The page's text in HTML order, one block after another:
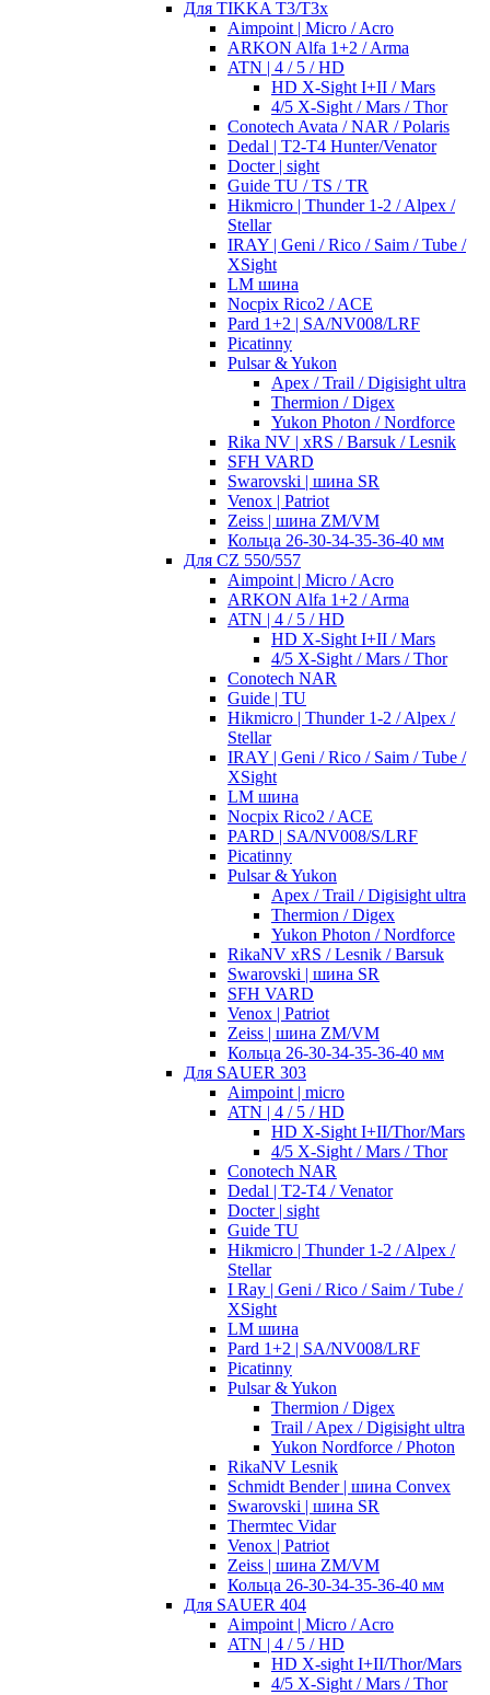
Для TIKKA T3/T3x
Aimpoint | Micro / Acro
ARKON Alfa 1+2 / Arma
ATN | 4 / 5 / HD
HD X-Sight I+II / Mars
4/5 X-Sight / Mars / Thor
Conotech Avata / NAR / Polaris
Dedal | T2-T4 Hunter/Venator
Docter | sight
Guide TU / TS / TR
Hikmicro | Thunder 1-2 / Alpex /
Stellar
IRAY | Geni / Rico / Saim / Tube /
XSight
LM шина
Nocpix Rico2 / ACE
Pard 1+2 | SA/NV008/LRF
Picatinny
Pulsar & Yukon
Apex / Trail / Digisight ultra
Thermion / Digex
Yukon Photon / Nordforce
Rika NV | xRS / Barsuk / Lesnik
SFH VARD
Swarovski | шина SR
Venox | Patriot
Zeiss | шина ZM/VM
Кольца 26-30-34-35-36-40 мм
Для CZ 550/557
Aimpoint | Micro / Acro
ARKON Alfa 1+2 / Arma
ATN | 4 / 5 / HD
HD X-Sight I+II / Mars
4/5 X-Sight / Mars / Thor
Conotech NAR
Guide | TU
Hikmicro | Thunder 1-2 / Alpex /
Stellar
IRAY | Geni / Rico / Saim / Tube /
XSight
LM шина
Nocpix Rico2 / ACE
PARD | SA/NV008/S/LRF
Picatinny
Pulsar & Yukon
Apex / Trail / Digisight ultra
Thermion / Digex
Yukon Photon / Nordforce
RikaNV xRS / Lesnik / Barsuk
Swarovski | шина SR
SFH VARD
Venox | Patriot
Zeiss | шина ZM/VM
Кольца 26-30-34-35-36-40 мм
Для SAUER 303
Aimpoint | micro
ATN | 4 / 5 / HD
HD X-Sight I+II/Thor/Mars
4/5 X-Sight / Mars / Thor
Conotech NAR
Dedal | T2-T4 / Venator
Docter | sight
Guide TU
Hikmicro | Thunder 1-2 / Alpex /
Stellar
I Ray | Geni / Rico / Saim / Tube /
XSight
LM шина
Pard 1+2 | SA/NV008/LRF
Picatinny
Pulsar & Yukon
Thermion / Digex
Trail / Apex / Digisight ultra
Yukon Nordforce / Photon
RikaNV Lesnik
Schmidt Bender | шина Convex
Swarovski | шина SR
Thermtec Vidar
Venox | Patriot
Zeiss | шина ZM/VM
Кольца 26-30-34-35-36-40 мм
Для SAUER 404
Aimpoint | Micro / Acro
ATN | 4 / 5 / HD
HD X-sight I+II/Thor/Mars
4/5 X-Sight / Mars / Thor